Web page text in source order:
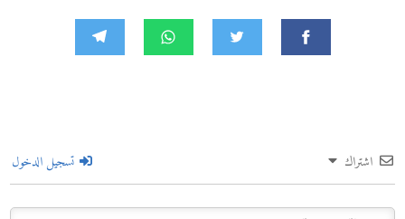
اشتراك تسجيل الدخول